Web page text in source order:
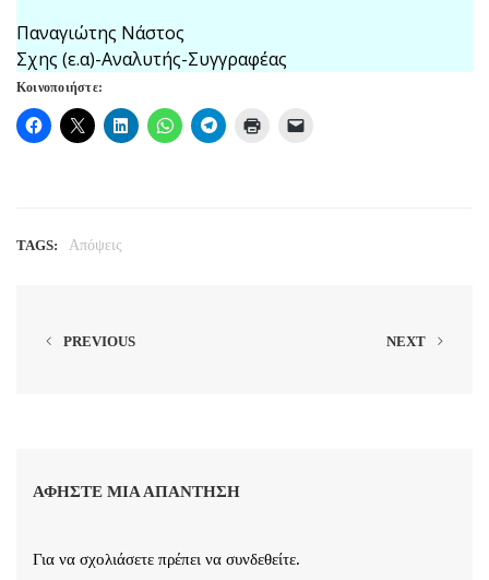
Παναγιώτης Νάστος
Σχης (ε.α)-Αναλυτής-Συγγραφέας
Κοινοποιήστε:
TAGS: Απόψεις
PREVIOUS NEXT
ΑΦΉΣΤΕ ΜΙΑ ΑΠΆΝΤΗΣΗ
Για να σχολιάσετε πρέπει να συνδεθείτε.